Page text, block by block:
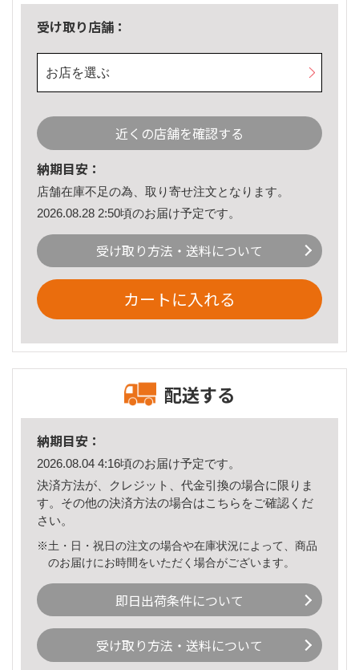
受け取り店舗：
お店を選ぶ
近くの店舗を確認する
納期目安：
店舗在庫不足の為、取り寄せ注文となります。
2026.08.28 2:50頃のお届け予定です。
受け取り方法・送料について
カートに入れる
配送する
納期目安：
2026.08.04 4:16頃のお届け予定です。
決済方法が、クレジット、代金引換の場合に限りま
す。その他の決済方法の場合はこちら をご確認くだ
さい。
※土・日・祝日の注文の場合や在庫状況によって、商品
のお届けにお時間をいただく場合がございます。
即日出荷条件について
受け取り方法・送料について